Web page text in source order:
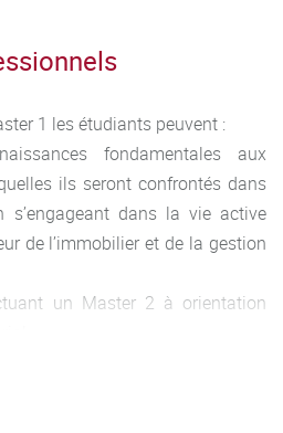
1 les étudiants peuvent :
fondamentales aux
ils seront confrontés dans
s’engageant dans la vie active
de l’immobilier et de la gestion
un Master 2 à orientation
et régime salarié)